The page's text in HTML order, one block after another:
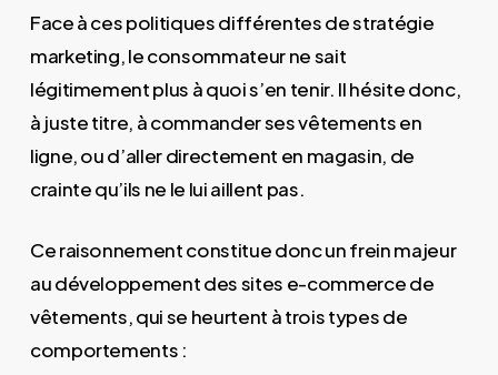
Face à ces politiques différentes de stratégie
marketing, le consommateur ne sait
légitimement plus à quoi s’en tenir. Il hésite donc,
à juste titre, à commander ses vêtements en
ligne, ou d’aller directement en magasin, de
crainte qu’ils ne le lui aillent pas.
Ce raisonnement constitue donc un frein majeur
au développement des sites e-commerce de
vêtements, qui se heurtent à trois types de
comportements :